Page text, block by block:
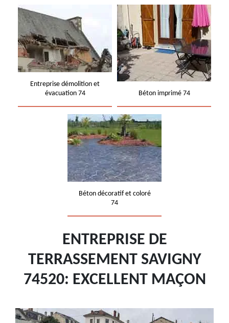
Entreprise démolition et
évacuation 74
Béton imprimé 74
Béton décoratif et coloré
74
ENTREPRISE DE
TERRASSEMENT SAVIGNY
74520: EXCELLENT MAÇON